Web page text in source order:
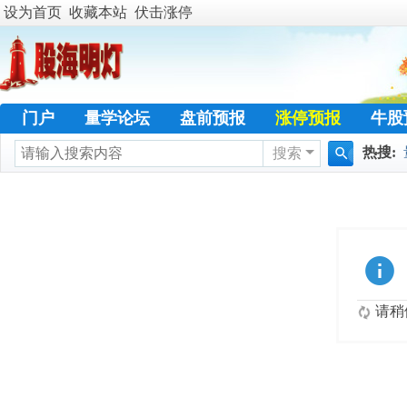
设为首页 收藏本站 伏击涨停
门户 量学论坛 盘前预报 涨停预报 牛股
学员天地
名人传奇 特训专栏 日志 热
搜索 热搜:
请稍